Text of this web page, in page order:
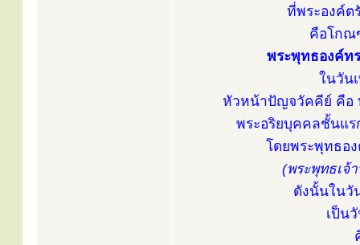
ที่พระองค์ต
คือโกณ
พระพุทธองค์ท
ในวัน
หัวหน้าปัญจวัคคีย์ คือ
พระอริยบุคคลชั้นแ
โดยพระพุทธอ
(พระพุทธเจ้
ดังนั้นในวั
เป็น